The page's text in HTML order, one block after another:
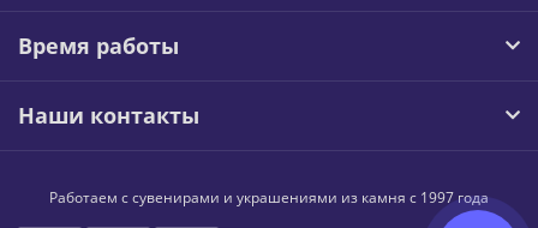
Время работы
Наши контакты
Работаем с сувенирами и украшениями из камня с 1997 года